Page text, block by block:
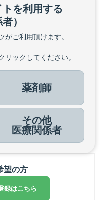
を利用する
）
ご利用頂けます。
ックしてください。
薬剤師
その他
医療関係者
望の方
録はこちら